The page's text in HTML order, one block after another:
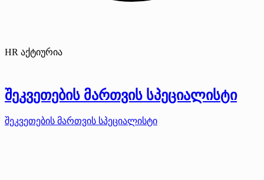
HR აქტიურია
შეკვეთების მართვის სპეციალისტი
შეკვეთების მართვის სპეციალისტი